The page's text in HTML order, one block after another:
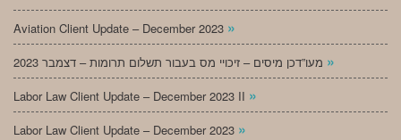
Aviation Client Update – December 2023 »
»
Labor Law Client Update – December 2023 II »
Labor Law Client Update – December 2023 »